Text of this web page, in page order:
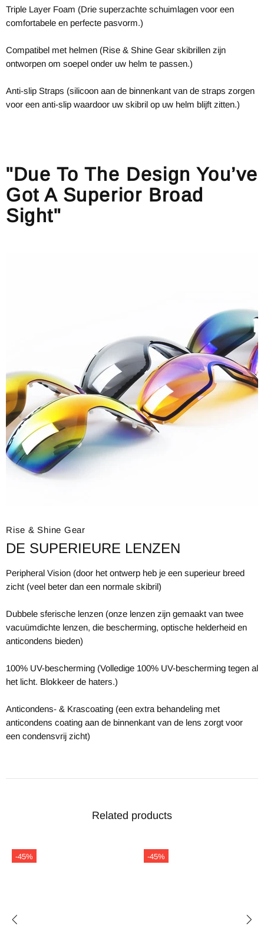
Triple Layer Foam (Drie superzachte schuimlagen voor een
comfortabele en perfecte pasvorm.)
Compatibel met helmen (Rise & Shine Gear skibrillen zijn
ontworpen om soepel onder uw helm te passen.)
Anti-slip Straps (silicoon aan de binnenkant van de straps zorgen
voor een anti-slip waardoor uw skibril op uw helm blijft zitten.)
"Due To The Design You’ve
Got A Superior Broad
Sight"
Rise & Shine Gear
DE SUPERIEURE LENZEN
Peripheral Vision (door het ontwerp heb je een superieur breed
zicht (veel beter dan een normale skibril)
Dubbele sferische lenzen (onze lenzen zijn gemaakt van twee
vacuümdichte lenzen, die bescherming, optische helderheid en
anticondens bieden)
100% UV-bescherming (Volledige 100% UV-bescherming tegen al
het licht. Blokkeer de haters.)
Anticondens- & Krascoating (een extra behandeling met
anticondens coating aan de binnenkant van de lens zorgt voor
een condensvrij zicht)
Related products
-45% -45%